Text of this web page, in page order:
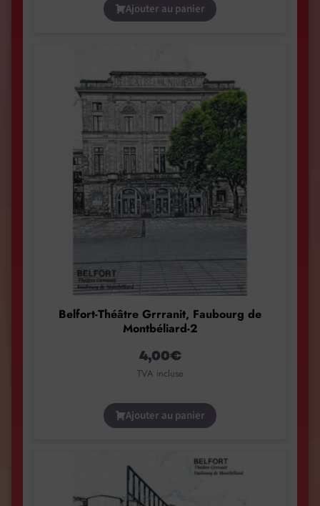
Ajouter au panier
Belfort-Théâtre Grrranit, Faubourg de
Montbéliard-2
4,00€
TVA incluse
Ajouter au panier